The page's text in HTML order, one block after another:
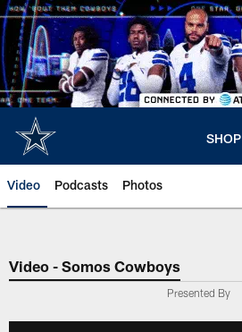
Skip
to
main
content
SHOP
Video Podcasts Photos
Video - Somos Cowboys
Presented By